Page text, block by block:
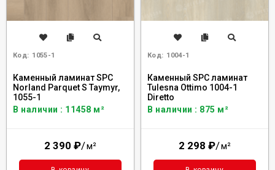
Код: 1055-1
Каменный ламинат SPC
Norland Parquet S Taymyr,
1055-1
В наличии : 11458 м²
2 390 ₽/м²
Код: 1004-1
Каменный SPC ламинат
Tulesna Ottimo 1004-1
Diretto
В наличии : 875 м²
2 298 ₽/м²